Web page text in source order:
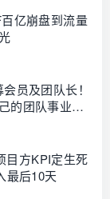
亿崩盘到流量
员及团队长！
的团队事业，
目方KPI定生死
最后10天